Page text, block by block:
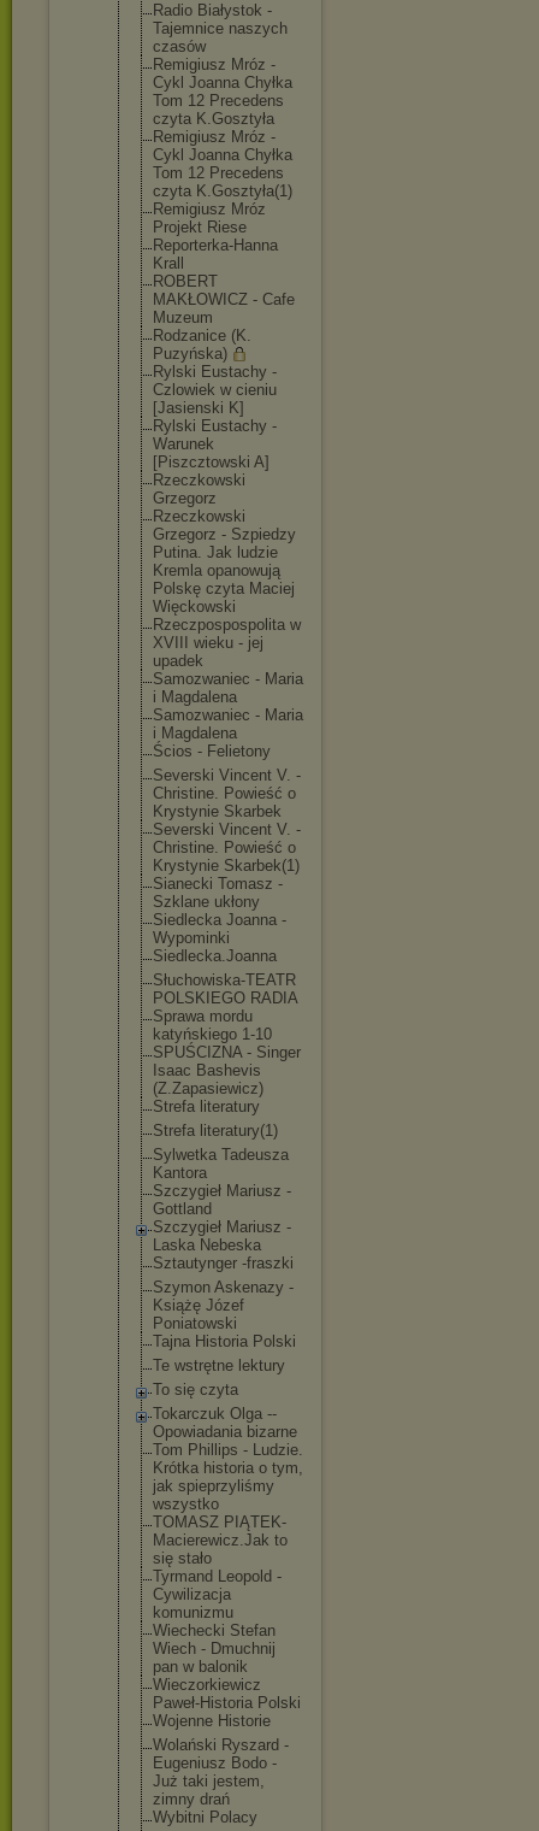
Radio Białystok -
Tajemnice naszych
czasów
Remigiusz Mróz -
Cykl Joanna Chyłka
Tom 12 Precedens
czyta K.Gosztyła
Remigiusz Mróz -
Cykl Joanna Chyłka
Tom 12 Precedens
czyta K.Gosztyła(1)
Remigiusz Mróz
Projekt Riese
Reporterka-Hanna
Krall
ROBERT
MAKŁOWICZ - Cafe
Muzeum
Rodzanice (K.
Puzyńska)
Rylski Eustachy -
Czlowiek w cieniu
[Jasienski K]
Rylski Eustachy -
Warunek
[Piszcztows ki A]
Rzeczkowski
Grzegorz
Rzeczkowski
Grzegorz - Szpiedzy
Putina. Jak ludzie
Kremla opanowują
Polskę czyta Maciej
Więckowski
Rzeczpospospolita w
XVIII wieku - jej
upadek
Samozwaniec - Maria
i Magdalena
Samozwaniec - Maria
i Magdalena
Ścios - Felietony
Severski Vincent V. -
Christine. Powieść o
Krystynie Skarbek
Severski Vincent V. -
Christine. Powieść o
Krystynie Skarbek(1)
Sianecki Tomasz -
Szklane ukłony
Siedlecka Joanna -
Wypominki
Siedlecka.Joanna
Słuchowiska-TEATR
POLSKIEGO RADIA
Sprawa mordu
katyńskiego 1-10
SPUŚCIZNA - Singer
Isaac Bashevis
(Z.Zapasiewicz)
Strefa literatury
Strefa literatury(1)
Sylwetka Tadeusza
Kantora
Szczygieł Mariusz -
Gottland
Szczygieł Mariusz -
Laska Nebeska
Sztautynger -fraszki
Szymon Askenazy -
Książę Józef
Poniatowski
Tajna Historia Polski
Te wstrętne lektury
To się czyta
Tokarczuk Olga --
Opowiadania bizarne
Tom Phillips - Ludzie.
Krótka historia o tym,
jak spieprzyliśmy
wszystko
TOMASZ PIĄTEK-
Macierewicz.Jak to
się stało
Tyrmand Leopold -
Cywilizacja
komunizmu
Wiechecki Stefan
Wiech - Dmuchnij
pan w balonik
Wieczorkiewicz
Paweł-Historia Polski
Wojenne Historie
Wolański Ryszard -
Eugeniusz Bodo -
Już taki jestem,
zimny drań
Wybitni Polacy